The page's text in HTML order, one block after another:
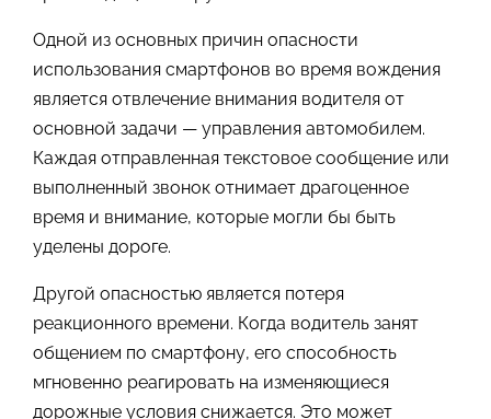
Одной из основных причин опасности
использования смартфонов во время вождения
является отвлечение внимания водителя от
основной задачи — управления автомобилем.
Каждая отправленная текстовое сообщение или
выполненный звонок отнимает драгоценное
время и внимание, которые могли бы быть
уделены дороге.
Другой опасностью является потеря
реакционного времени. Когда водитель занят
общением по смартфону, его способность
мгновенно реагировать на изменяющиеся
дорожные условия снижается. Это может